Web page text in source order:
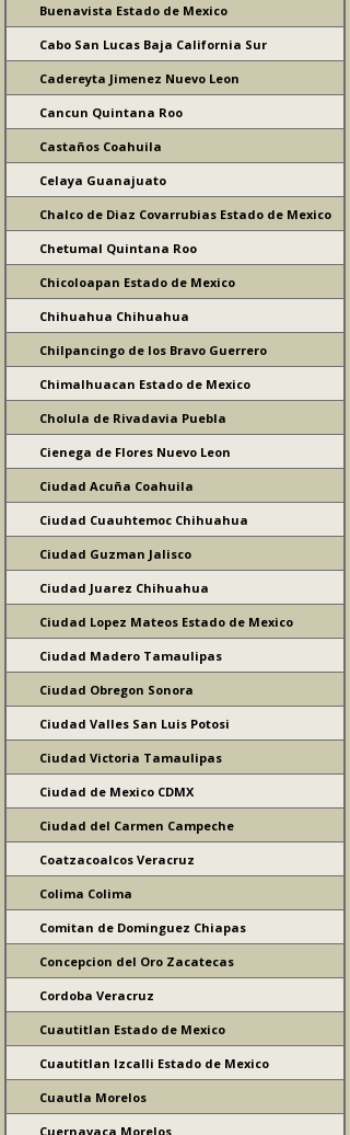
Buenavista Estado de Mexico
Cabo San Lucas Baja California Sur
Cadereyta Jimenez Nuevo Leon
Cancun Quintana Roo
Castaños Coahuila
Celaya Guanajuato
Chalco de Diaz Covarrubias Estado de Mexico
Chetumal Quintana Roo
Chicoloapan Estado de Mexico
Chihuahua Chihuahua
Chilpancingo de los Bravo Guerrero
Chimalhuacan Estado de Mexico
Cholula de Rivadavia Puebla
Cienega de Flores Nuevo Leon
Ciudad Acuña Coahuila
Ciudad Cuauhtemoc Chihuahua
Ciudad Guzman Jalisco
Ciudad Juarez Chihuahua
Ciudad Lopez Mateos Estado de Mexico
Ciudad Madero Tamaulipas
Ciudad Obregon Sonora
Ciudad Valles San Luis Potosi
Ciudad Victoria Tamaulipas
Ciudad de Mexico CDMX
Ciudad del Carmen Campeche
Coatzacoalcos Veracruz
Colima Colima
Comitan de Dominguez Chiapas
Concepcion del Oro Zacatecas
Cordoba Veracruz
Cuautitlan Estado de Mexico
Cuautitlan Izcalli Estado de Mexico
Cuautla Morelos
Cuernavaca Morelos